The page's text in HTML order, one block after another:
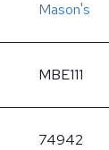
Mason's
MBE111
74942